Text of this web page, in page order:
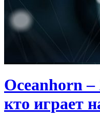
Oceanhorn –
кто играет